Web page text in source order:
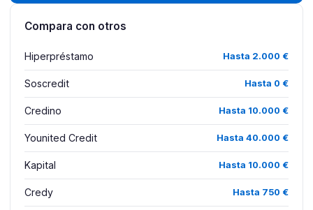
Compara con otros
Hiperpréstamo Hasta 2.000 €
Soscredit Hasta 0 €
Credino Hasta 10.000 €
Younited Credit Hasta 40.000 €
Kapital Hasta 10.000 €
Credy Hasta 750 €